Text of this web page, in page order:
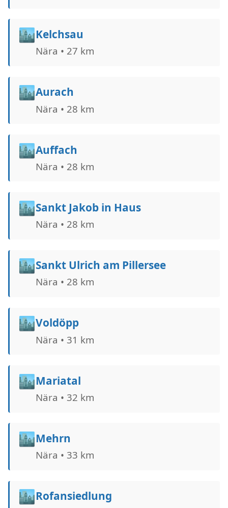
🏙️Kelchsau
Nära • 27 km
🏙️Aurach
Nära • 28 km
🏙️Auffach
Nära • 28 km
🏙️Sankt Jakob in Haus
Nära • 28 km
🏙️Sankt Ulrich am Pillersee
Nära • 28 km
🏙️Voldöpp
Nära • 31 km
🏙️Mariatal
Nära • 32 km
🏙️Mehrn
Nära • 33 km
🏙️Rofansiedlung